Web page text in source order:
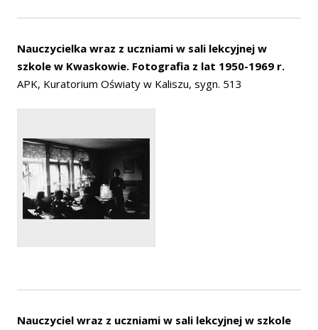
Nauczycielka wraz z uczniami w sali lekcyjnej w
szkole w Kwaskowie. Fotografia z lat 1950-1969 r.
APK, Kuratorium Oświaty w Kaliszu, sygn. 513
Nauczyciel wraz z uczniami w sali lekcyjnej w szkole